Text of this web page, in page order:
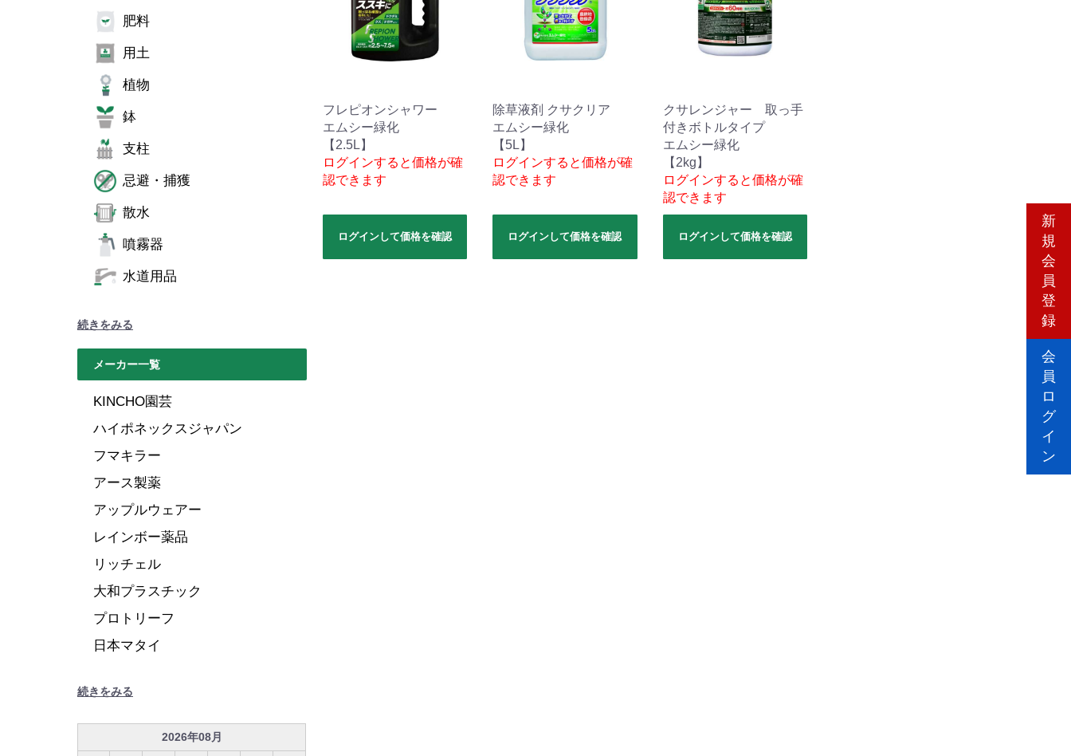
肥料
用土
植物
鉢
支柱
忌避・捕獲
散水
噴霧器
水道用品
続きをみる
メーカー一覧
KINCHO園芸
ハイポネックスジャパン
フマキラー
アース製薬
アップルウェアー
レインボー薬品
リッチェル
大和プラスチック
プロトリーフ
日本マタイ
続きをみる
2026年08月
フレピオンシャワー
エムシー緑化
【2.5L】
ログインすると価格が確
認できます
ログインして価格を確認
除草液剤 クサクリア
エムシー緑化
【5L】
ログインすると価格が確
認できます
ログインして価格を確認
クサレンジャー 取っ手
付きボトルタイプ
エムシー緑化
【2kg】
ログインすると価格が確
認できます
ログインして価格を確認
新
規
会
員
登
録
会
員
ロ
グ
イ
ン